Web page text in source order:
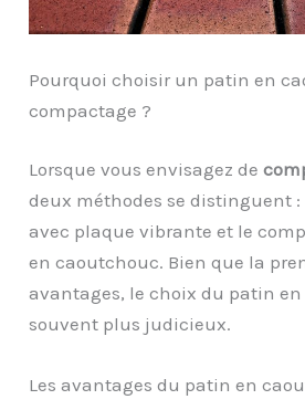
Pourquoi choisir un patin en
compactage ?
Lorsque vous envisagez de
deux méthodes se distinguent
avec plaque vibrante et le
en caoutchouc. Bien que la
avantages, le choix du patin
souvent plus judicieux.
Les avantages du patin en